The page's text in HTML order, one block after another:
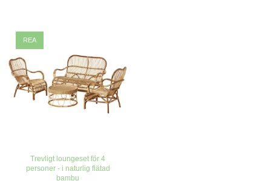
REA
Trevligt loungeset för 4
personer - i naturlig flätad
bambu